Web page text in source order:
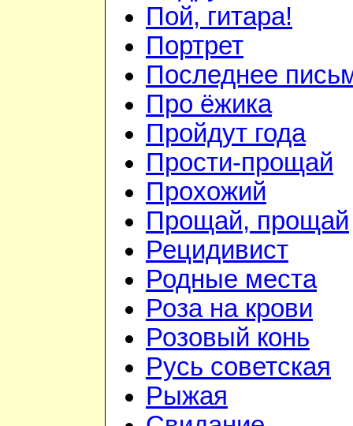
Пой, гитара!
Портрет
Последнее
Про ёжика
Пройдут года
Прости-прощай
Прохожий
Прощай, прощай
Рецидивист
Родные места
Роза на крови
Розовый конь
Русь советская
Рыжая